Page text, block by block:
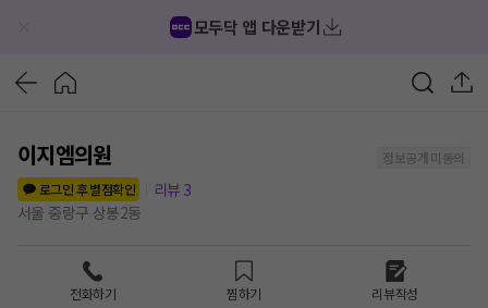
모두닥 앱 다운받기
이지엠의원
정보공개 미동의
로그인 후 별점확인
리뷰 3
서울 중랑구 상봉2동
전화하기 찜하기 리뷰작성